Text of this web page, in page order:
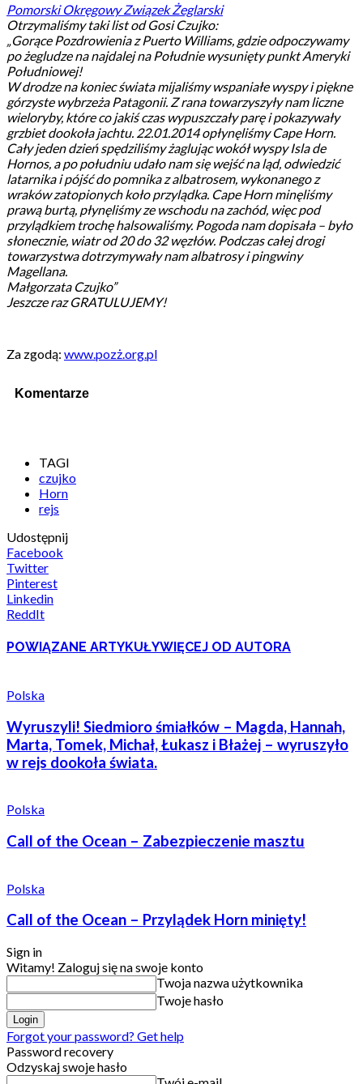
Pomorski Okręgowy Związek Żeglarski
Otrzymaliśmy taki list od Gosi Czujko:
„Gorące Pozdrowienia z Puerto Williams, gdzie odpoczywamy
po żegludze na najdalej na Południe wysunięty punkt Ameryki
Południowej!
W drodze na koniec świata mijaliśmy wspaniałe wyspy i piękne
górzyste wybrzeża Patagonii. Z rana towarzyszyły nam liczne
wieloryby, które co jakiś czas wypuszczały parę i pokazywały
grzbiet dookoła jachtu. 22.01.2014 opłynęliśmy Cape Horn.
Cały jeden dzień spędziliśmy żaglując wokół wyspy Isla de
Hornos, a po południu udało nam się wejść na ląd, odwiedzić
latarnika i pójść do pomnika z albatrosem, wykonanego z
wraków zatopionych koło przylądka. Cape Horn minęliśmy
prawą burtą, płynęliśmy ze wschodu na zachód, więc pod
przylądkiem trochę halsowaliśmy. Pogoda nam dopisała – było
słonecznie, wiatr od 20 do 32 węzłów. Podczas całej drogi
towarzystwa dotrzymywały nam albatrosy i pingwiny
Magellana.
Małgorzata Czujko”
Jeszcze raz GRATULUJEMY!
Za zgodą: www.pozż.org.pl
Komentarze
TAGI
czujko
Horn
rejs
Udostępnij
Facebook
Twitter
Pinterest
Linkedin
ReddIt
POWIĄZANE ARTYKUŁYWIĘCEJ OD AUTORA
Polska
Wyruszyli! Siedmioro śmiałków – Magda, Hannah,
Marta, Tomek, Michał, Łukasz i Błażej – wyruszyło
w rejs dookoła świata.
Polska
Call of the Ocean – Zabezpieczenie masztu
Polska
Call of the Ocean – Przylądek Horn minięty!
Sign in
Witamy! Zaloguj się na swoje konto
Twoja nazwa użytkownika
Twoje hasło
Forgot your password? Get help
Password recovery
Odzyskaj swoje hasło